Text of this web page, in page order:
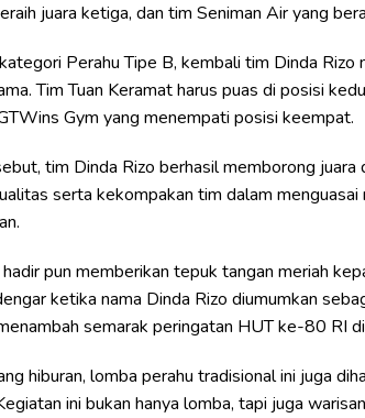
juara ketiga, dan tim Seniman Air yang
Perahu Tipe B, kembali tim Dinda Rizo
Tim Tuan Keramat harus puas di posisi
Gym yang menempati posisi keempat.
tim Dinda Rizo berhasil memborong
serta kekompakan tim dalam
pun memberikan tepuk tangan meriah
ketika nama Dinda Rizo diumumkan
semarak peringatan HUT ke-80 RI di
hiburan, lomba perahu tradisional ini juga
ini bukan hanya lomba, tapi juga